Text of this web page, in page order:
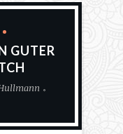
GUTER